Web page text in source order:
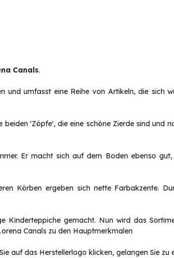
Canals.
umfasst eine Reihe von Artikeln, die sich
'Zöpfe', die eine schöne Zierde sind und
Er macht sich auf dem Boden ebenso
Körben ergeben sich nette Farbakzente.
Kinderteppiche gemacht. Nun wird das
Canals zu den Hauptmerkmalen
auf das Herstellerlogo klicken, gelangen Sie zu